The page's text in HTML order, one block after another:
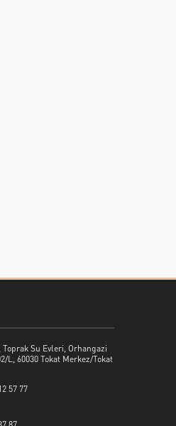
Toprak Su Evleri, Orhangazi
L, 60030 Tokat Merkez/Tokat
57 77